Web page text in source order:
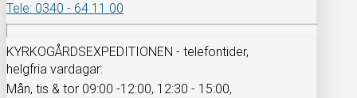
Tele: 0340 - 64 11 00
KYRKOGÅRDSEXPEDITIONEN - telefontider,
helgfria vardagar:
Mån, tis & tor 09:00 -12:00, 12:30 - 15:00,